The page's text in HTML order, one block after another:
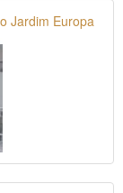
Jardim Europa